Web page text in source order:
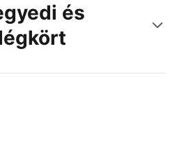
és
még ma